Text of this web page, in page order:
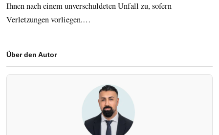
Ihnen nach einem unverschuldeten Unfall zu, sofern
Verletzungen vorliegen.…
Über den Autor